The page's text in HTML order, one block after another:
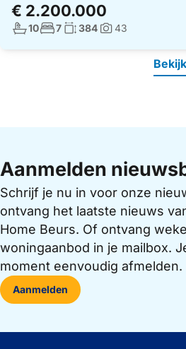
€ 2.200.000
Aantal badkamers:
10Aantal slaapkamers:
7Woonoppervlakte:
384Foto's:
43
Aanmelden
Schrijf je nu in voor onze
ontvang het laatste nieuws
Home Beurs. Of ontvang
woningaanbod in je mailbox.
moment eenvoudig afmelden.
Aanmelden